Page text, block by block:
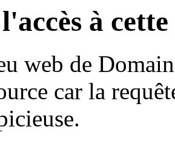
à
web de
car la